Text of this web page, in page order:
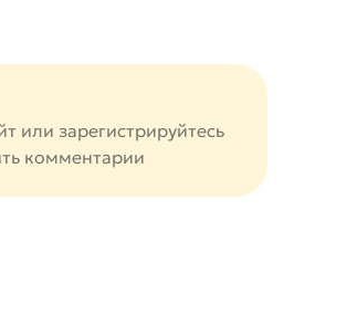
или зарегистрируйтесь
комментарии